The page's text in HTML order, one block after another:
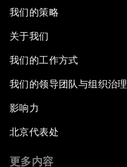
我们的策略
关于我们
我们的工作方式
我们的领导团队与组织治理
影响力
北京代表处
更多内容